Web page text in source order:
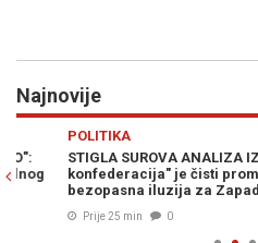
Najnovije
POLITIKA
STIGLA SUROVA ANALIZA IZ
konfederacija" je čisti promašaj,
bezopasna iluzija za Zapadni
Prije 25 min 0